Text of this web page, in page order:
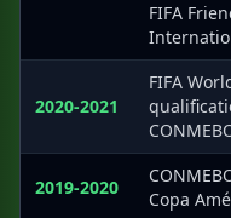
FIFA
2020-2021
FIFA
2019-2020
Copa